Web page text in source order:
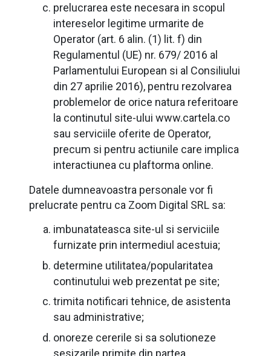
prelucrarea este necesara in scopul
intereselor legitime urmarite de
Operator (art. 6 alin. (1) lit. f) din
Regulamentul (UE) nr. 679/ 2016 al
Parlamentului European si al Consiliului
din 27 aprilie 2016), pentru rezolvarea
problemelor de orice natura referitoare
la continutul site-ului www.cartela.co
sau serviciile oferite de Operator,
precum si pentru actiunile care implica
interactiunea cu plaftorma online.
Datele dumneavoastra personale vor fi
prelucrate pentru ca Zoom Digital SRL sa:
imbunatateasca site-ul si serviciile
furnizate prin intermediul acestuia;
determine utilitatea/popularitatea
continutului web prezentat pe site;
trimita notificari tehnice, de asistenta
sau administrative;
onoreze cererile si sa solutioneze
sesizarile primite din partea